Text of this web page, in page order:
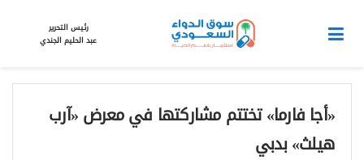
رئيس التحرير
عبد الحليم الجندي
«أجا فارما» تختتم مشاركتها في معرض «آرب
هيلث» بدبي